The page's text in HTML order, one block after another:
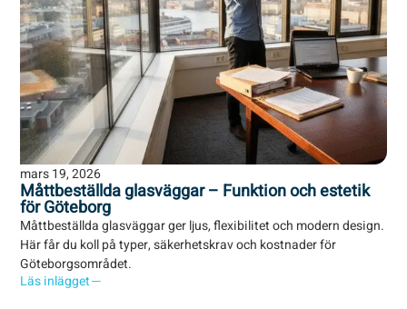
mars 19, 2026
Måttbeställda glasväggar – Funktion och estetik
för Göteborg
Måttbeställda glasväggar ger ljus, flexibilitet och modern design.
Här får du koll på typer, säkerhetskrav och kostnader för
Göteborgsområdet.
Läs inlägget